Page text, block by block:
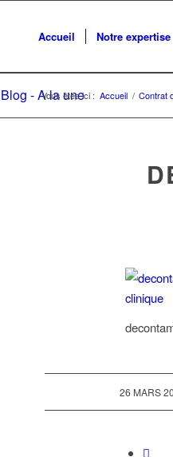
Accueil Notre expertise
Blog - A la une
Vous êtes ici : Accueil / Contrat
26 MARS
/